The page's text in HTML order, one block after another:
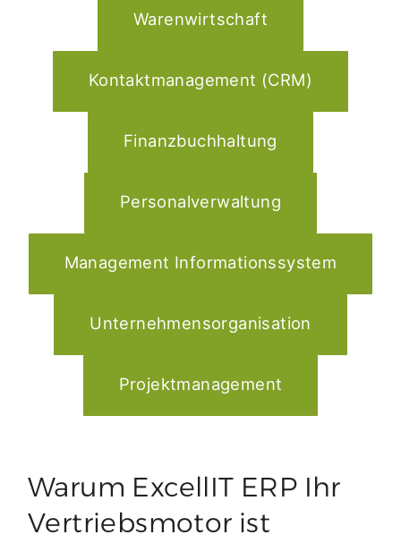
Warenwirtschaft
Kontaktmanagement (CRM)
Finanzbuchhaltung
Personalverwaltung
Management Informationssystem
Unternehmensorganisation
Projektmanagement
Warum ExcellIT ERP Ihr
Vertriebsmotor ist